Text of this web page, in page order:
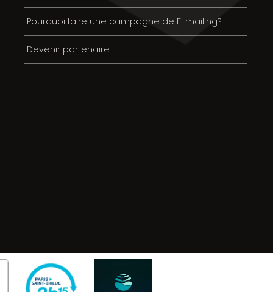
Pourquoi faire une campagne de E-mailing?
Devenir partenaire